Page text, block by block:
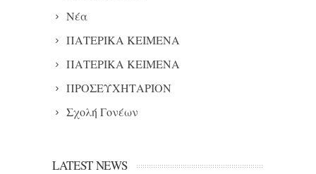
Νέα
ΠΑΤΕΡΙΚΑ ΚΕΙΜΕΝΑ
ΠΑΤΕΡΙΚΑ ΚΕΙΜΕΝΑ
ΠΡΟΣΕΥΧΗΤΑΡΙΟΝ
Σχολή Γονέων
LATEST NEWS